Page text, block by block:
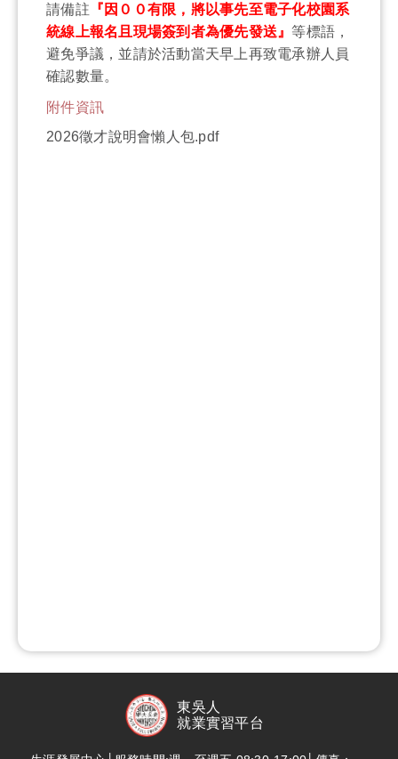
請備註 『因００有限，將以事先至電子化校園系
統線上報名且現場簽到者為優先發送』 等標語，
避免爭議，並請於活動當天早上再致電承辦人員
確認數量。
附件資訊
2026徵才說明會懶人包.pdf
東吳人
就業實習平台